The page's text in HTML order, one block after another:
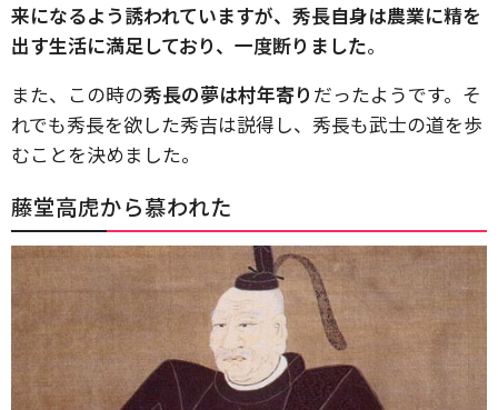
来になるよう誘われていますが、秀長自身は農業に精を
出す生活に満足しており、一度断りました。
また、この時の秀長の夢は村年寄り だったようです。そ
れでも秀長を欲した秀吉は説得し、秀長も武士の道を歩
むことを決めました。
藤堂高虎から慕われた